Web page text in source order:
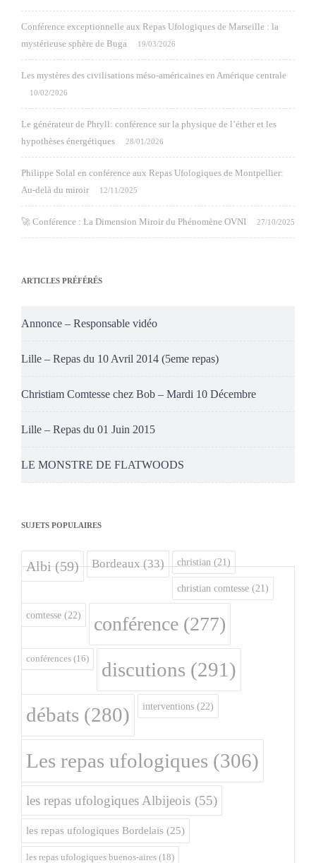
Conférence exceptionnelle aux Repas Ufologiques de Marseille : la
mystérieuse sphère de Buga
19/03/2026
Les mystères des civilisations méso-américaines en Amérique centrale
10/02/2026
Le générateur de Phryll: conférence sur la physique de l’éther et les
hypothèses énergétiques
28/01/2026
Philippe Solal en conférence aux Repas Ufologiques de Montpellier:
Au-delà du miroir
12/11/2025
🚀 Conférence : La Dimension Miroir du Phénomène OVNI 27/10/2025
ARTICLES PRÉFÉRÉS
Annonce – Responsable vidéo
Lille – Repas du 10 Avril 2014 (5eme repas)
Christiam Comtesse chez Bob – Mardi 10 Décembre
Lille – Repas du 01 Juin 2015
LE MONSTRE DE FLATWOODS
SUJETS POPULAIRES
Albi(59) Bordeaux(33) christian (21)
christian comtesse (21)
comtesse (22) conférence (277)
conférences (16) discutions (291)
débats (280) interventions (22)
Les repas ufologiques (306)
les repas ufologiques Albijeois (55)
les repas ufologiques Bordelais (25)
les repas ufologiques buenos-aires (18)